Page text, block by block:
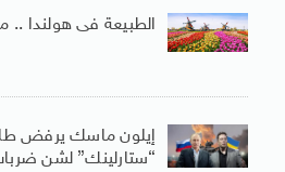
الطبيعة فى هولندا ..
إيلون ماسك يرفض
“ستارلينك” لشن